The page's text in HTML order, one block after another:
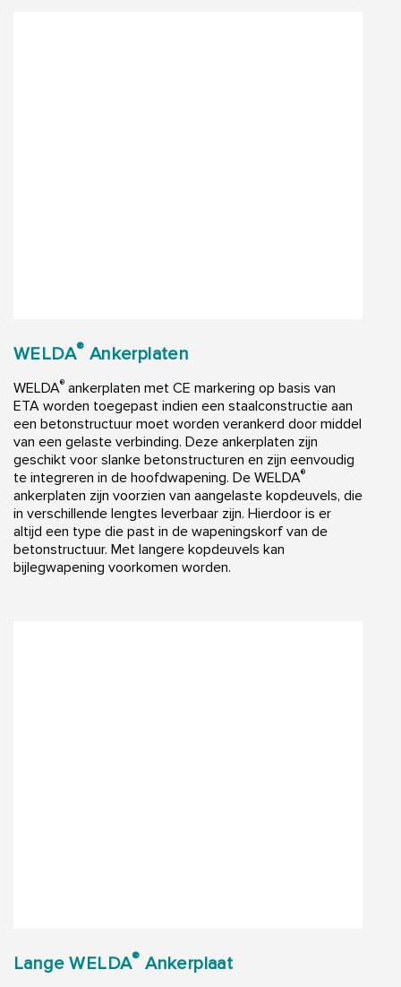
WELDA® Ankerplaten
WELDA® ankerplaten met CE markering op basis van
ETA worden toegepast indien een staalconstructie aan
een betonstructuur moet worden verankerd door middel
van een gelaste verbinding. Deze ankerplaten zijn
geschikt voor slanke betonstructuren en zijn eenvoudig
te integreren in de hoofdwapening. De WELDA®
ankerplaten zijn voorzien van aangelaste kopdeuvels, die
in verschillende lengtes leverbaar zijn. Hierdoor is er
altijd een type die past in de wapeningskorf van de
betonstructuur. Met langere kopdeuvels kan
bijlegwapening voorkomen worden.
Lange WELDA® Ankerplaat